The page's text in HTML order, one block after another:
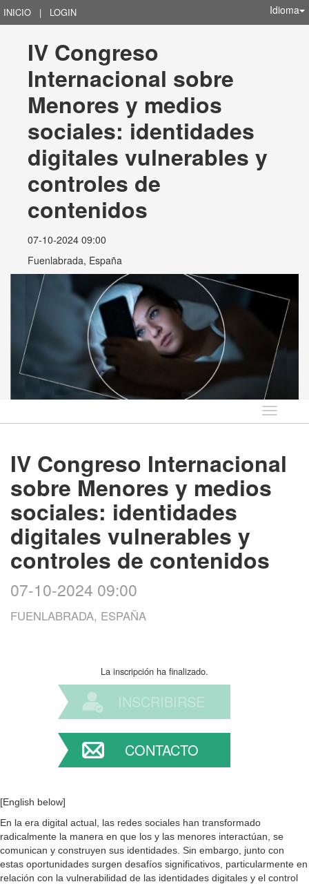
INICIO | LOGIN Idioma
IV Congreso
Internacional sobre
Menores y medios
sociales: identidades
digitales vulnerables y
controles de
contenidos
07-10-2024 09:00
Fuenlabrada, España
Idioma
IV Congreso Internacional
sobre Menores y medios
sociales: identidades
digitales vulnerables y
controles de contenidos
07-10-2024 09:00
FUENLABRADA, ESPAÑA
La inscripción ha finalizado.
INSCRIBIRSE
CONTACTO
[English below]
En la era digital actual, las redes sociales han transformado
radicalmente la manera en que los y las menores interactúan, se
comunican y construyen sus identidades. Sin embargo, junto con
estas oportunidades surgen desafíos significativos, particularmente en
relación con la vulnerabilidad de las identidades digitales y el control